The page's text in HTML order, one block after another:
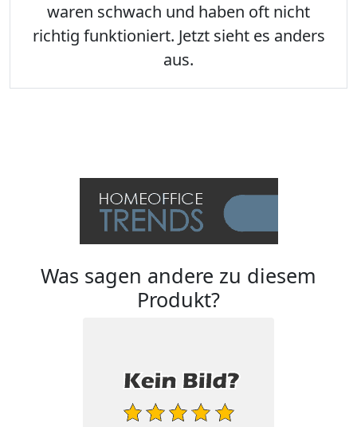
waren schwach und haben oft nicht
richtig funktioniert. Jetzt sieht es anders
aus.
Was sagen andere zu diesem
Produkt?